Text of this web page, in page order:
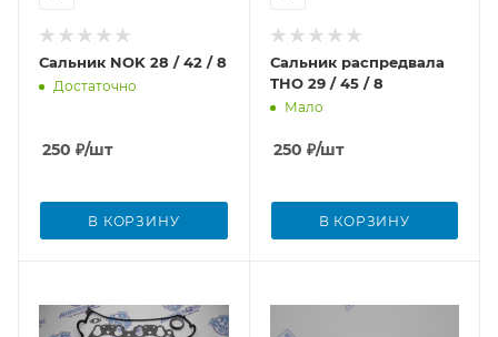
Сальник NOK 28 / 42 / 8
Достаточно
250 ₽/шт
В КОРЗИНУ
Сальник распредвала
THO 29 / 45 / 8
Мало
250 ₽/шт
В КОРЗИНУ